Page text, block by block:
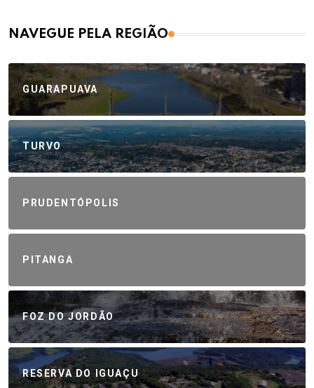
NAVEGUE PELA REGIÃO
GUARAPUAVA
TURVO
PRUDENTÓPOLIS
PITANGA
FOZ DO JORDÃO
RESERVA DO IGUAÇU